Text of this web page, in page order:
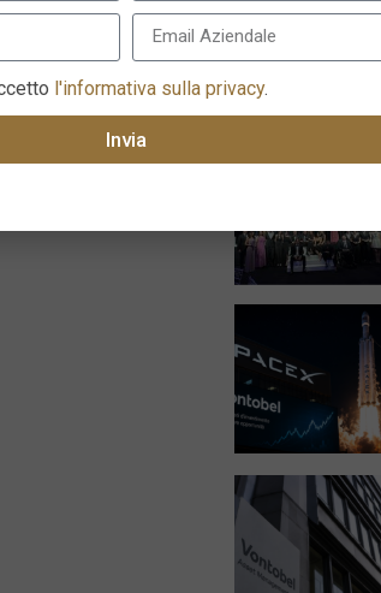
I più recenti
l'informativa sulla privacy.
Invia